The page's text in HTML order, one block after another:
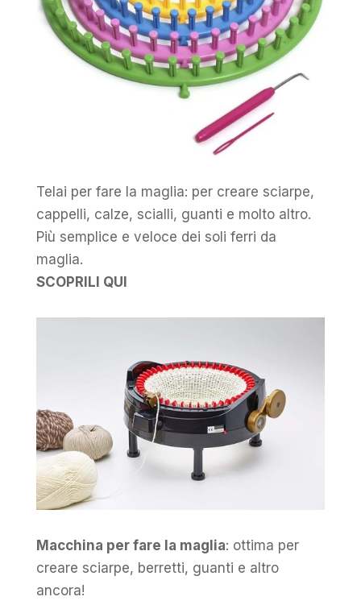
Telai per fare la maglia: per creare sciarpe,
cappelli, calze, scialli, guanti e molto altro.
Più semplice e veloce dei soli ferri da
maglia.
SCOPRILI QUI
Macchina per fare la maglia: ottima per
creare sciarpe, berretti, guanti e altro
ancora!